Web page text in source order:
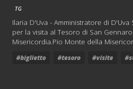
TG
Ilaria D'Uva - Amministratore di D'Uva
per la visita al Tesoro di San
Misericordia.Pio Monte della
#biglietto #tesoro #visite